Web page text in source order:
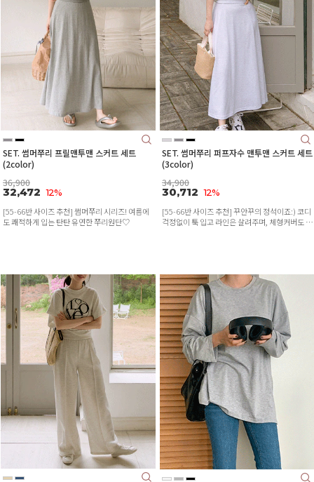
SET. 썸머쭈리 프릴맨투맨 스커트 세트
(2color)
36,900
32,472 12%
[55-66반 사이즈 추천] 썸머쭈리 시리즈! 여름에
도 쾌적하게 입는 탄탄 유연한 쭈리원단♡
SET. 썸머쭈리 퍼프자수 맨투맨 스커트 세트
(3color)
34,900
30,712 12%
[55-66반 사이즈 추천] 꾸안꾸의 정석이죠:) 코디
걱정없이 툭 입고 라인은 살려주며, 체형커버도 완